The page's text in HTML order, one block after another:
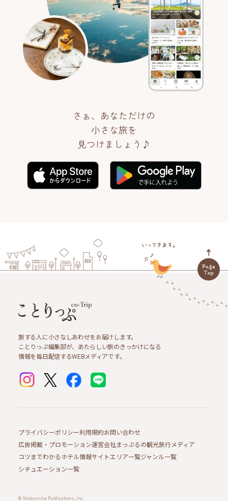
さぁ、あなただけの
小さな旅を
見つけましょう♪
旅する人に小さなしあわせをお届けします。
ことりっぷ編集部が、あたらしい旅のきっかけになる
情報を毎日配信するWEBメディアです。
プライバシーポリシー利用規約お問い合わせ
広告掲載・プロモーション運営会社まっぷるの観光旅行メディア
コツまでわかるホテル情報サイトエリア一覧ジャンル一覧
シチュエーション一覧
© Shobunsha Publications, Inc.